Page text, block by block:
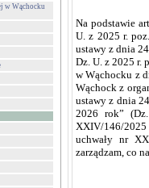
w Wąchocku
Na podstawie
U. z 2025 r.
ustawy z dnia
Dz. U. z 2025 r.
w Wąchocku z
Wąchock z
ustawy z dnia
2026 rok”
XXIV/146/2025
uchwały nr
zarządzam, co